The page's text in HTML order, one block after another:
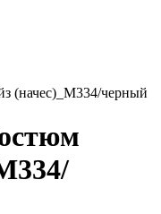
(начес)_М334/черный